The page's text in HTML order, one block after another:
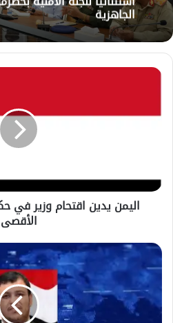
الجاهزية
اليمن
وزير
الأقصى
اليمن يدين اقتحام وزير في
الأقصى
عضو
مجلس
القيادة
العليمي:
اتفاق